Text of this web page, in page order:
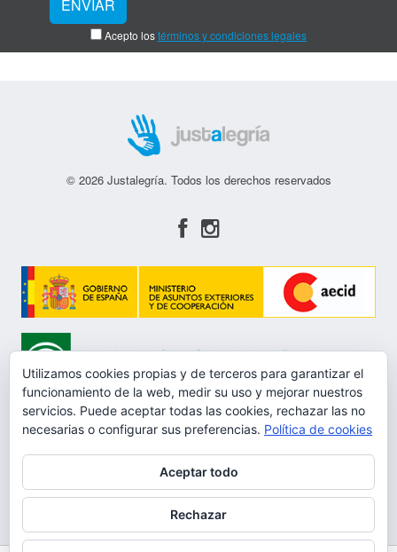
Acepto lostérminos y condiciones legales
© 2026 Justalegría. Todos los derechos reservados
Aviso Legal
Política de privacidad
Utilizamos cookies propias y de terceros para garantizar el
funcionamiento de la web, medir su uso y mejorar nuestros
servicios. Puede aceptar todas las cookies, rechazar las no
necesarias o configurar sus preferencias. Política de cookies
Aceptar todo
Rechazar